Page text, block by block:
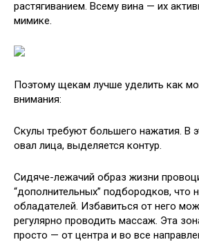
растягиванием. Всему вина — их
мимике.
Поэтому щекам лучше уделить как
внимания:
Скулы требуют большего нажатия. В
овал лица, выделяется контур.
Сидяче-лежачий образ жизни
“дополнительных” подбородков, что
обладателей. Избавиться от него
регулярно проводить массаж. Эта
просто — от центра и во все